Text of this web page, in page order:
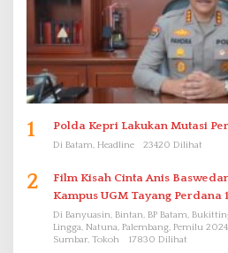
1 Polda Kepri Lakukan Mutasi
Di Batam, Headline 23420 Dilihat
2
Film Kisah Cinta Anis
Kampus UGM Tayang Perdana
Di Banyuasin, Bintan, BP Batam,
Lingga, Natuna, Palembang, Pemilu
Sumbar, Tokoh
17830 Dilihat